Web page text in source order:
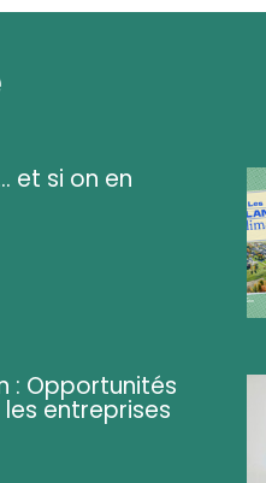
et si on en
: Opportunités
entreprises